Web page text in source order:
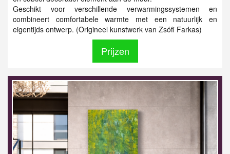
Geschikt voor verschillende verwarmingssystemen en
combineert comfortabele warmte met een natuurlijk en
eigentijds ontwerp. (Origineel kunstwerk van Zsófi Farkas)
Prijzen